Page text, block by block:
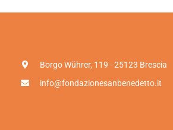
Borgo Wührer, 119 - 25123 Brescia
info@fondazionesanbenedetto.it